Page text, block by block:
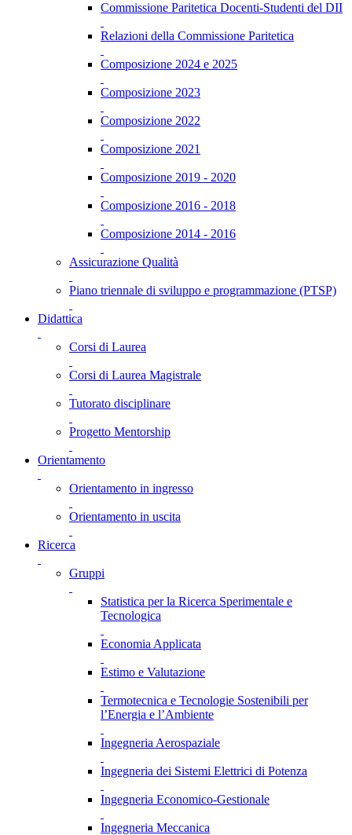
Commissione Paritetica Docenti-Studenti del DII
Relazioni della Commissione Paritetica
Composizione 2024 e 2025
Composizione 2023
Composizione 2022
Composizione 2021
Composizione 2019 - 2020
Composizione 2016 - 2018
Composizione 2014 - 2016
Assicurazione Qualità
Piano triennale di sviluppo e programmazione (PTSP)
Didattica
Corsi di Laurea
Corsi di Laurea Magistrale
Tutorato disciplinare
Progetto Mentorship
Orientamento
Orientamento in ingresso
Orientamento in uscita
Ricerca
Gruppi
Statistica per la Ricerca Sperimentale e
Tecnologica
Economia Applicata
Estimo e Valutazione
Termotecnica e Tecnologie Sostenibili per
l’Energia e l’Ambiente
Ingegneria Aerospaziale
Ingegneria dei Sistemi Elettrici di Potenza
Ingegneria Economico-Gestionale
Ingegneria Meccanica